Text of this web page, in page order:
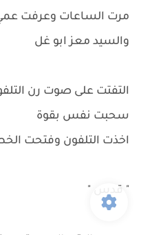
مرت الساعات وعرفت
والسيد معز ابو غل
التفتت على صوت رن
سحبت نفس بقوة
اخذت التلفون وفتحت
" قدس "